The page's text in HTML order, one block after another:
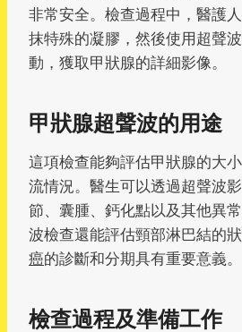
非常安全。檢查過程中，醫護
抹特殊的凝膠，然後使用超聲
動，獲取甲狀腺的詳細影像。
甲狀腺超聲波的用途
這項檢查能夠評估甲狀腺的大
流情況。醫生可以透過超聲波
節、囊腫、鈣化點以及其他異
波檢查還能評估頸部淋巴結的
癌的診斷和分期具有重要意義。
檢查過程及準備工作